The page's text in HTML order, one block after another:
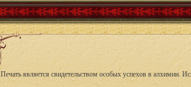
Печать является свидетельством особых успехов в алхимии.